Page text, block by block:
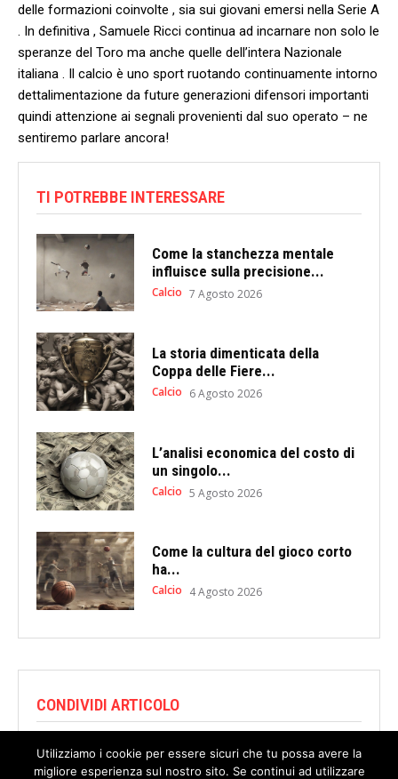
delle ⁢formazioni coinvolte ,⁢ sia sui giovani emersi nella Serie A
.‍ In⁣ definitiva , Samuele Ricci‍ continua ad incarnare non solo le
speranze del Toro‍ ma anche quelle dell’intera Nazionale
⁢italiana . Il calcio è uno sport ​ruotando continuamente intorno
dettalimentazione da future generazioni difensori importanti
quindi attenzione ai segnali provenienti dal suo operato – ne
sentiremo parlare ancora!
TI POTREBBE INTERESSARE
Come la stanchezza mentale
influisce sulla precisione...
Calcio 7 Agosto 2026
La storia dimenticata della
Coppa delle Fiere...
Calcio 6 Agosto 2026
L’analisi economica del costo di
un singolo...
Calcio 5 Agosto 2026
Come la cultura del gioco corto
ha...
Calcio 4 Agosto 2026
CONDIVIDI ARTICOLO
Utilizziamo i cookie per essere sicuri che tu possa avere la
migliore esperienza sul nostro sito. Se continui ad utilizzare